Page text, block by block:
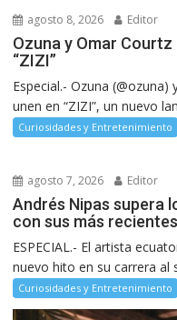
agosto 8, 2026 Editor
Ozuna y Omar
“ZIZI”
Especial.- Ozuna
unen en “ZIZI”, un nuevo
Curiosidades y Entretenimiento
agosto 7, 2026 Editor
Andrés Nipas supera
con sus más
ESPECIAL.- El artista
nuevo hito en su carrera al
Curiosidades y Entretenimiento